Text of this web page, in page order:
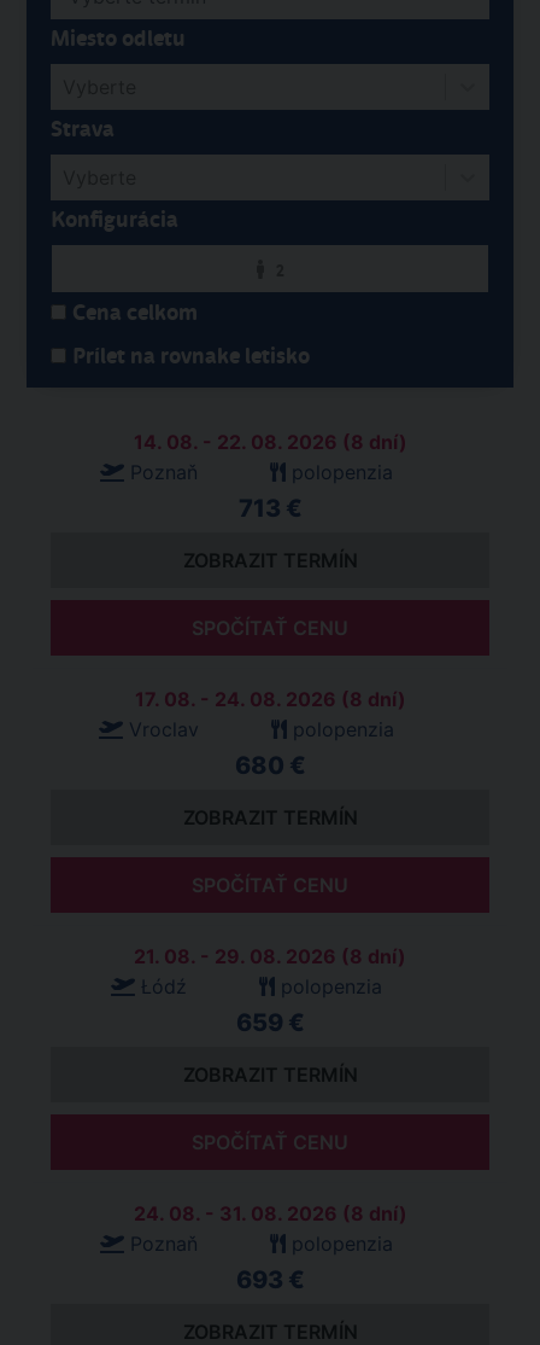
Miesto odletu
Strava
Konfigurácia
Cena celkom
Prílet na rovnake letisko
14. 08. - 22. 08. 2026 (8 dní)
Poznaň
polopenzia
713 €
ZOBRAZIT TERMÍN
SPOČÍTAŤ CENU
17. 08. - 24. 08. 2026 (8 dní)
Vroclav
polopenzia
680 €
ZOBRAZIT TERMÍN
SPOČÍTAŤ CENU
21. 08. - 29. 08. 2026 (8 dní)
Łódź
polopenzia
659 €
ZOBRAZIT TERMÍN
SPOČÍTAŤ CENU
24. 08. - 31. 08. 2026 (8 dní)
Poznaň
polopenzia
693 €
ZOBRAZIT TERMÍN